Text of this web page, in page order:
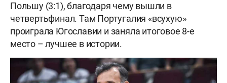
Польшу (3:1), благодаря чему вышли в
четвертьфинал. Там Португалия «всухую»
проиграла Югославии и заняла итоговое 8-е
место – лучшее в истории.